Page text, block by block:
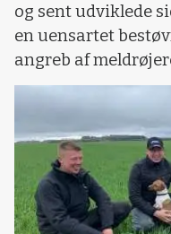
og sent udviklede
en uensartet
angreb af